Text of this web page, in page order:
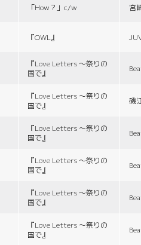
「How？」c/w 宮
『OWL』
『Love Letters 〜祭りの
国で』
『Love Letters 〜祭りの
国で』
磯
『Love Letters 〜祭りの
国で』
『Love Letters 〜祭りの
国で』
『Love Letters 〜祭りの
国で』
『Love Letters 〜祭りの
国で』